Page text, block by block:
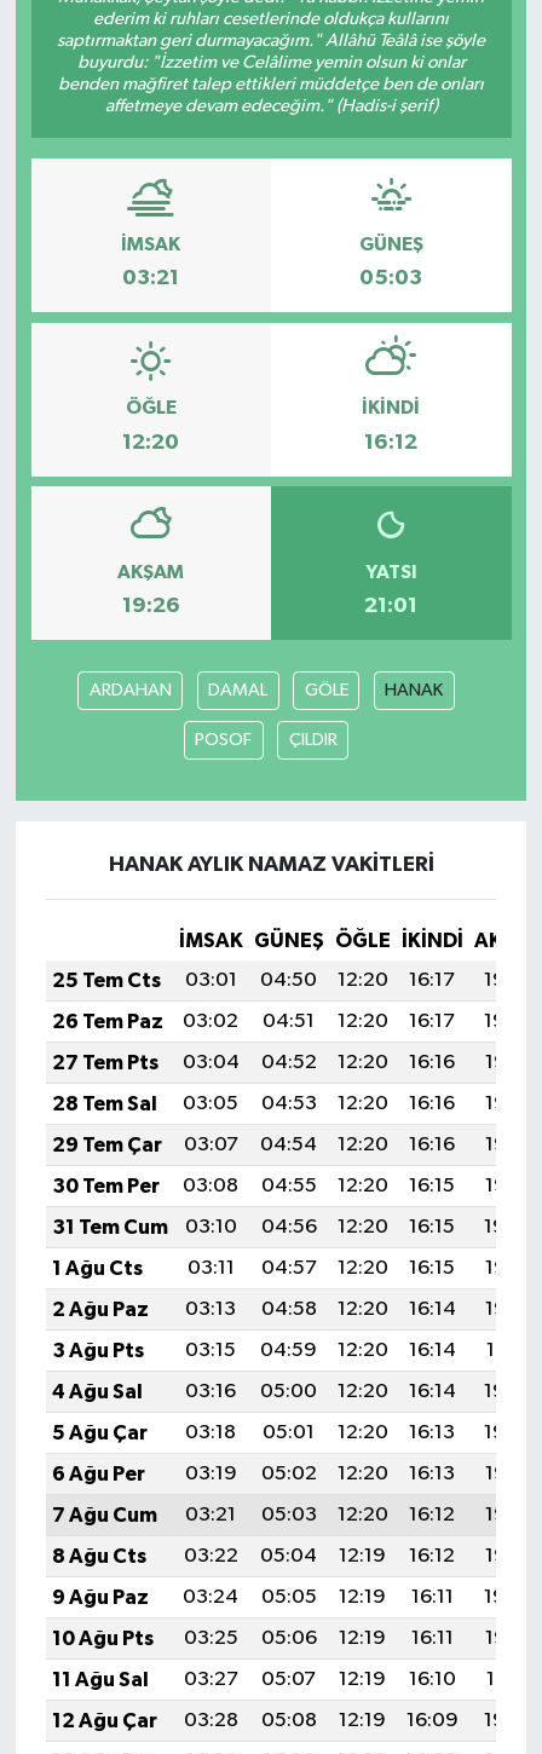
ederim ki ruhları cesetlerinde oldukça kullarını
saptırmaktan geri durmayacağım." Allâhü Teâlâ ise şöyle
buyurdu: "İzzetim ve Celâlime yemin olsun ki onlar
benden mağfiret talep ettikleri müddetçe ben de onları
affetmeye devam edeceğim." (Hadis-i şerif)
İMSAK
03:21
GÜNEŞ
05:03
ÖĞLE
12:20
İKINDI
16:12
AKŞAM
19:26
YATSI
21:01
ARDAHAN DAMAL GÖLE HANAK
POSOF ÇILDIR
HANAK AYLIK NAMAZ VAKITLERI
İMSAK GÜNEŞ ÖĞLE İKINDI
25 Tem Cts
03:01 04:50 12:20 16:17
19:40
26 Tem Paz
03:02 04:51 12:20 16:17
19:39
27 Tem Pts
03:04 04:52 12:20 16:16
19:38
28 Tem Sal
03:05 04:53 12:20 16:16
19:37
29 Tem Çar
03:07 04:54 12:20 16:16
19:37
30 Tem Per
03:08 04:55 12:20 16:15
19:35
31 Tem Cum
03:10 04:56 12:20 16:15
19:34
1 Ağu Cts
03:11 04:57 12:20 16:15
19:33
2 Ağu Paz
03:13 04:58 12:20 16:14
19:32
3 Ağu Pts
03:15 04:59 12:20 16:14
19:31
4 Ağu Sal
03:16 05:00 12:20 16:14
19:30
5 Ağu Çar
03:18 05:01 12:20 16:13
19:29
6 Ağu Per
03:19 05:02 12:20 16:13
19:28
7 Ağu Cum
03:21 05:03 12:20 16:12
19:26
8 Ağu Cts
03:22 05:04 12:19 16:12
19:25
9 Ağu Paz
03:24 05:05 12:19 16:11
19:24
10 Ağu Pts
03:25 05:06 12:19 16:11
19:23
11 Ağu Sal
03:27 05:07 12:19 16:10
19:21
12 Ağu Çar
03:28 05:08 12:19 16:09
19:20